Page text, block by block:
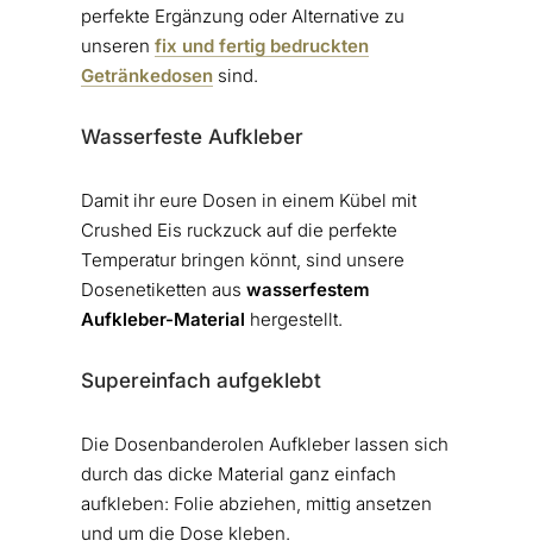
perfekte Ergänzung oder Alternative zu
unseren fix und fertig bedruckten
Getränkedosensind.
Wasserfeste Aufkleber
Damit ihr eure Dosen in einem Kübel mit
Crushed Eis ruckzuck auf die perfekte
Temperatur bringen könnt, sind unsere
Dosenetiketten aus wasserfestem
Aufkleber-Material hergestellt.
Supereinfach aufgeklebt
Die Dosenbanderolen Aufkleber lassen sich
durch das dicke Material ganz einfach
aufkleben: Folie abziehen, mittig ansetzen
und um die Dose kleben.